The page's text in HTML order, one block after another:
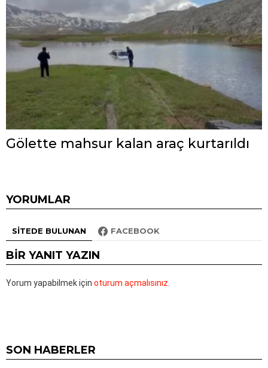
Gölette mahsur kalan araç kurtarıldı
YORUMLAR
SITEDE BULUNAN FACEBOOK
BIR YANIT YAZIN
Yorum yapabilmek için oturum açmalısınız
SON HABERLER